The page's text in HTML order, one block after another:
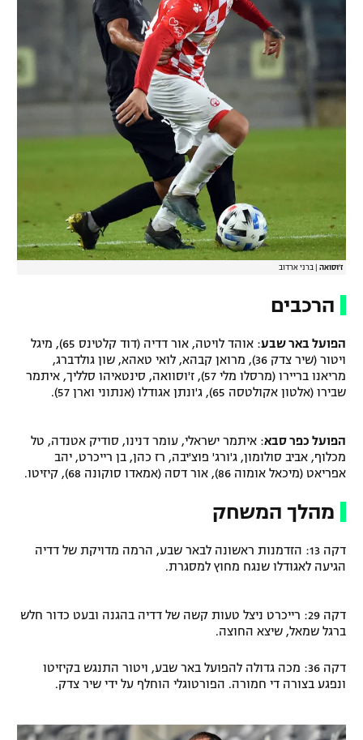
ז'וסואה ברני ארדוב
הרכבים
הפועל באר שבע
: אוהד לויטה, אור דדיה (דוד קלטינס 65), מיגל
ויטור (שיר צדק 36), מרואן קבהא, לואי טאהא, שון גולדברג,
מריאנו בריירו (מרסלו מלי 57), ז'וסוואה, סינטאיהו סלליך, איתמר
שבירו (אלטון אקולטסה 65), ג'ונתן אגודלו (אנתוני וארן 57).
הפועל כפר סבא: איתמר ישראלי, עומר דנינו, סודיק אטנדה, טל
מכלוף, אביב סולומון, ג'ורג' פוצ'יבה, רז כהן, בן רייכרט, יהב
אפריאט (מיכאל אומוה 86), אור דסה (אמאדו סוקונה 68), קיזיטו.
מהלך המשחק
דקה 13: הזדמנות ראשונה לבאר שבע, הרמה מדויקת של דדיה
הגיעה לאגודלו שנגח מחוץ למסגרת.
דקה 29: רייכרט ניצל טעות קשה של דדיה בהגנה ובעט כדור חלש
ברגל שמאל, שיצא החוצה.
דקה 36: מכה גדולה להפועל באר שבע, ויטור התנגש בקיזיטו
ונפגע בצורה די חמורה. הפורטוגלי הוחלף על ידי שיר צדק.